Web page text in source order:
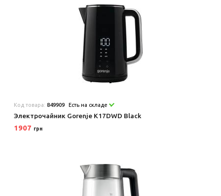
Код товара:849909 Есть на складе
Электрочайник Gorenje K17DWD Black
1907 грн